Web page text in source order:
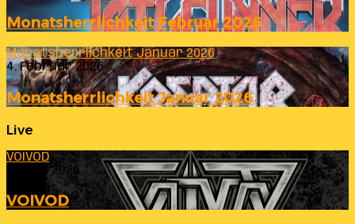
Monatsherrlichkeit Februar 2026
Monatsherrlichkeit Januar 2026
4. Februar 2026
Monatsherrlichkeit Januar 2026
Live
VOIVOD
23. Juli 2026
VOIVOD